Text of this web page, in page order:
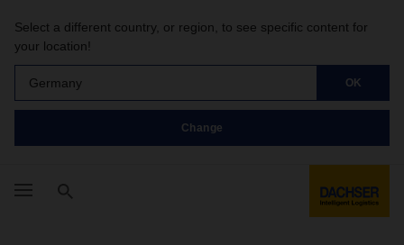
Select a different country, or region, to see specific content for
your location!
Germany OK
Change